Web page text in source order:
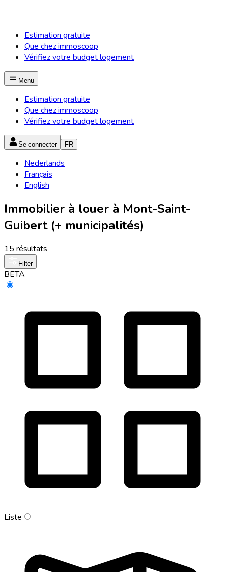
Estimation gratuite
Que chez immoscoop
Vérifiez votre budget logement
Menu
Estimation gratuite
Que chez immoscoop
Vérifiez votre budget logement
Se connecter FR
Nederlands
Français
English
Immobilier à louer à Mont-Saint-
Guibert (+ municipalités)
15 résultats
Filter
BETA
Liste